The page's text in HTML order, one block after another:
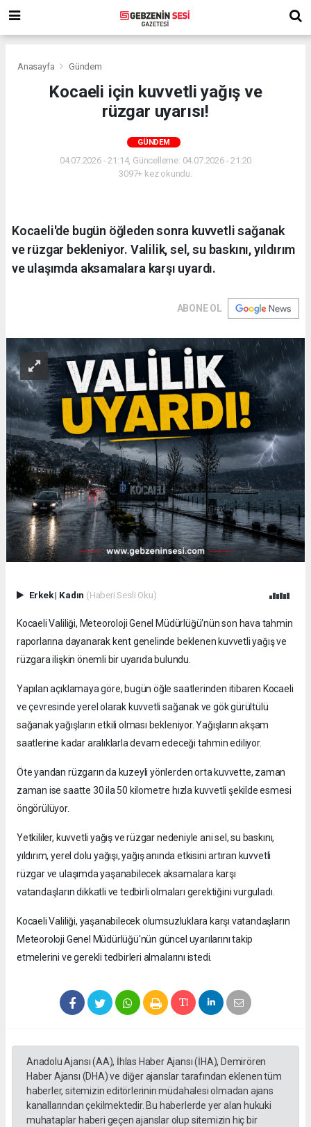
Anasayfa Gündem
Kocaeli için kuvvetli yağış ve
rüzgar uyarısı!
GÜNDEM
04.07.2026 - 21:14, Güncelleme: 04.07.2026 - 21:20
3097+ kez okundu.
Kocaeli'de bugün öğleden sonra kuvvetli sağanak
ve rüzgar bekleniyor. Valilik, sel, su baskını, yıldırım
ve ulaşımda aksamalara karşı uyardı.
ABONE OL
Erkek| Kadın (Haberi Sesli Oku)
Kocaeli Valiliği, Meteoroloji Genel Müdürlüğü'nün son hava tahmin
raporlarına dayanarak kent genelinde beklenen kuvvetli yağış ve
rüzgara ilişkin önemli bir uyarıda bulundu.
Yapılan açıklamaya göre, bugün öğle saatlerinden itibaren Kocaeli
ve çevresinde yerel olarak kuvvetli sağanak ve gök gürültülü
sağanak yağışların etkili olması bekleniyor. Yağışların akşam
saatlerine kadar aralıklarla devam edeceği tahmin ediliyor.
Öte yandan rüzgarın da kuzeyli yönlerden orta kuvvette, zaman
zaman ise saatte 30 ila 50 kilometre hızla kuvvetli şekilde esmesi
öngörülüyor.
Yetkililer, kuvvetli yağış ve rüzgar nedeniyle ani sel, su baskını,
yıldırım, yerel dolu yağışı, yağış anında etkisini artıran kuvvetli
rüzgar ve ulaşımda yaşanabilecek aksamalara karşı
vatandaşların dikkatli ve tedbirli olmaları gerektiğini vurguladı.
Kocaeli Valiliği, yaşanabilecek olumsuzluklara karşı vatandaşların
Meteoroloji Genel Müdürlüğü'nün güncel uyarılarını takip
etmelerini ve gerekli tedbirleri almalarını istedi.
Anadolu Ajansı (AA), İhlas Haber Ajansı (İHA), Demirören
Haber Ajansı (DHA) ve diğer ajanslar tarafından eklenen tüm
haberler, sitemizin editörlerinin müdahalesi olmadan ajans
kanallarından çekilmektedir. Bu haberlerde yer alan hukuki
muhataplar haberi geçen ajanslar olup sitemizin hiç bir